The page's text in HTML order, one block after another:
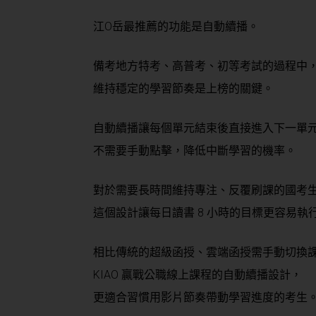
江O岳最推薦的功能是自動續播。
備考地方特考、高普考、初等考試的過程中，
維持穩定的學習節奏是上榜的關鍵。
自動續播讓每個單元結束後直接進入下一單
不需要手動點擊，降低中斷學習的機率。
對於需要長時間維持專注、反覆刷課的國考
這個設計讓每日讀書 8 小時的目標更容易執
相比傳統的超級函授、雲端函授需手動切換
KIAO 贏戰公職線上課程的自動續播設計，
更適合習慣用影片節奏帶動學習進度的考生。